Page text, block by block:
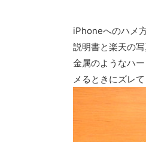
iPhoneへのハメ
説明書と楽天の
金属のようなハ
メるときにズレ